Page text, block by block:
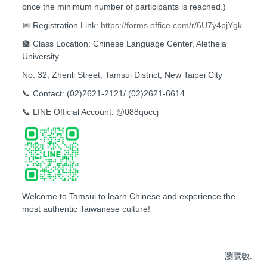
once the minimum number of participants is reached.)
📅 Registration Link: https://forms.office.com/r/6U7y4pjYgk
🏫 Class Location: Chinese Language Center, Aletheia
University
No. 32, Zhenli Street, Tamsui District, New Taipei City
📞 Contact: (02)2621-2121/ (02)2621-6614
📞 LINE Official Account: @088qoccj
Welcome to Tamsui to learn Chinese and experience the
most authentic Taiwanese culture!
瀏覽數: